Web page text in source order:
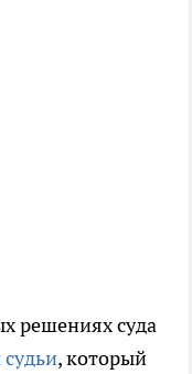
решениях суда
, который